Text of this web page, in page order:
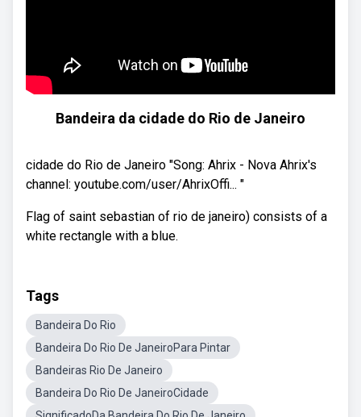
Bandeira da cidade do Rio de Janeiro
cidade do Rio de Janeiro "Song: Ahrix - Nova Ahrix's
channel: youtube.com/user/AhrixOffi... "
Flag of saint sebastian of rio de janeiro) consists of a
white rectangle with a blue.
Tags
Bandeira Do Rio
Bandeira Do Rio De JaneiroPara Pintar
Bandeiras Rio De Janeiro
Bandeira Do Rio De JaneiroCidade